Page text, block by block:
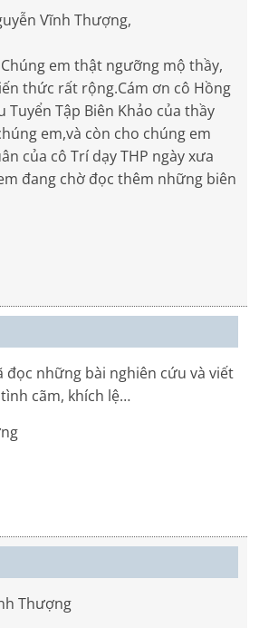
Nguyễn Vĩnh Thượng,
ngưỡng mộ thầy,
thức rất rộng.Cám ơn cô Hồng
Tuyển Tập Biên Khảo của thầy
em,và còn cho chúng em
của cô Trí dạy THP ngày xưa
đang chờ đọc thêm những biên
đọc những bài nghiên cứu và viết
cãm, khích lệ…
Thượng